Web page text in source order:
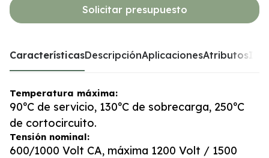
Solicitar presupuesto
CaracterísticasDescripciónAplicacionesAtributos
Temperatura máxima:
90ºC de servicio, 130ºC de sobrecarga, 250ºC
de cortocircuito.
Tensión nominal:
600/1000 Volt CA, máxima 1200 Volt / 1500